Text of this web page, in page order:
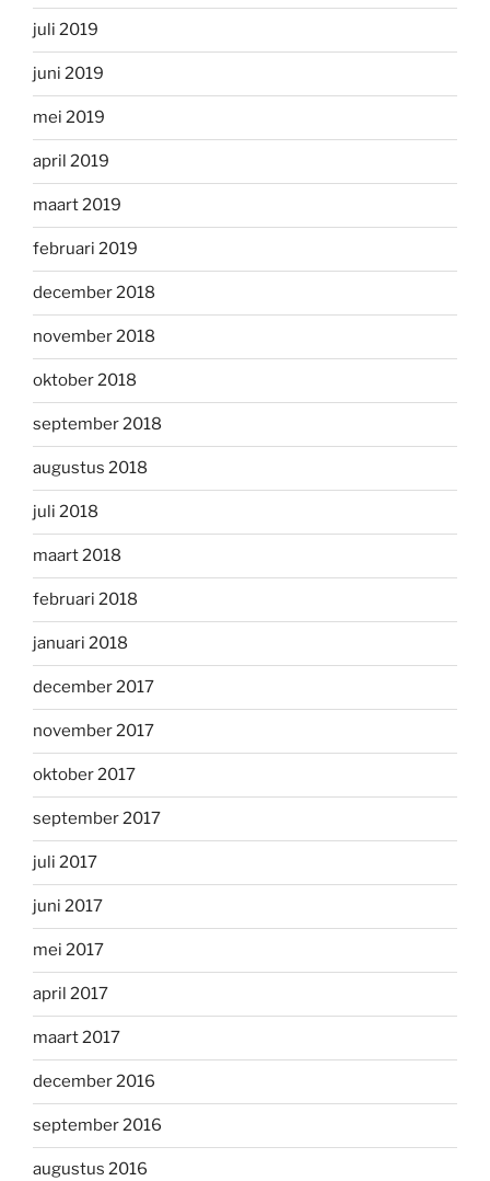
juli 2019
juni 2019
mei 2019
april 2019
maart 2019
februari 2019
december 2018
november 2018
oktober 2018
september 2018
augustus 2018
juli 2018
maart 2018
februari 2018
januari 2018
december 2017
november 2017
oktober 2017
september 2017
juli 2017
juni 2017
mei 2017
april 2017
maart 2017
december 2016
september 2016
augustus 2016